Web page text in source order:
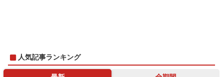
人気記事ランキング